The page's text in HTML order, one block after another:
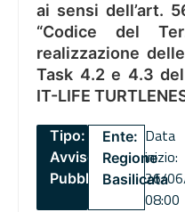
ai sensi dell’art.
“Codice del
realizzazione
Task 4.2 e 4.3
IT-LIFE
Tipo:
Avviso
Pubblico
Ente:
Regione
Basilicata
Data
inizio:
26/
08:00